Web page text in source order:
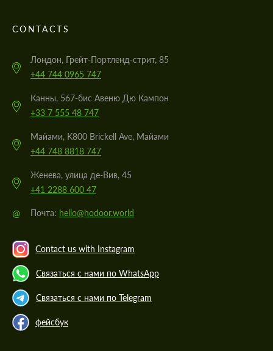
CONTACTS
Лондон, Грейт-Портленд-стрит, 85
+44 744 0965 747
Канны, 567-бис Авеню Дю Кампон
+33 7 555 48 747
Майами, K800 Brickell Ave, Майами
+44 748 8818 747
Женева, улица де-Вив, 45
+41 2288 600 47
@ Почта: hello@hodoor.world
Contact us with Instagram
Связаться с нами по WhatsApp
Связаться с нами по Telegram
фейсбук